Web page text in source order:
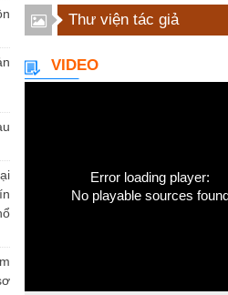
Thư viện tác giả
VIDEO
Error loading player:
No playable sources